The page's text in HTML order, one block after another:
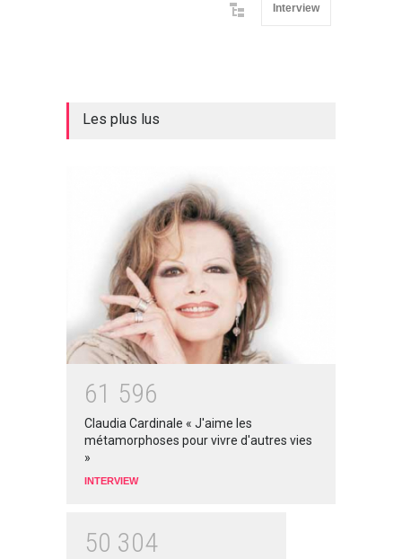
Interview
Les plus lus
61 596
Claudia Cardinale « J'aime les
métamorphoses pour vivre d'autres vies
»
INTERVIEW
50 304